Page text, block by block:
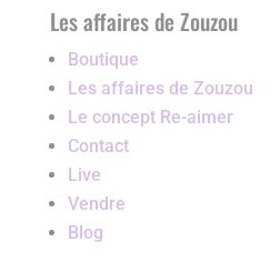
Les affaires de Zouzou
Boutique
Les affaires de Zouzou
Le concept Re-aimer
Contact
Live
Vendre
Blog